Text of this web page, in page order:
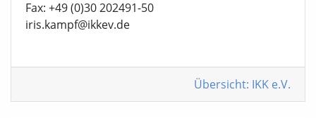
Fax: +49 (0)30 202491-50
iris.kampf@ikkev.de
Übersicht: IKK e.V.